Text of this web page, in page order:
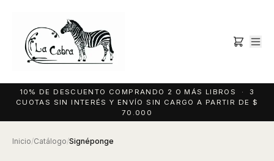
10% DE DESCUENTO COMPRANDO 2 O MÁS LIBROS · 3
CUOTAS SIN INTERÉS Y ENVÍO SIN CARGO A PARTIR DE $
70.000
Inicio/Catálogo/Signéponge